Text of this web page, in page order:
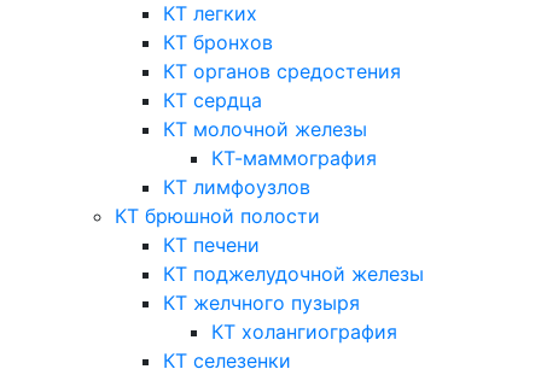
КТ легких
КТ бронхов
КТ органов средостения
КТ сердца
КТ молочной железы
КТ-маммография
КТ лимфоузлов
КТ брюшной полости
КТ печени
КТ поджелудочной железы
КТ желчного пузыря
КТ холангиография
КТ селезенки